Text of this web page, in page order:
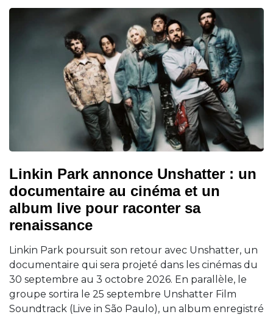
Linkin Park annonce Unshatter : un
documentaire au cinéma et un
album live pour raconter sa
renaissance
Linkin Park poursuit son retour avec Unshatter, un
documentaire qui sera projeté dans les cinémas du
30 septembre au 3 octobre 2026. En parallèle, le
groupe sortira le 25 septembre Unshatter Film
Soundtrack (Live in São Paulo), un album enregistré